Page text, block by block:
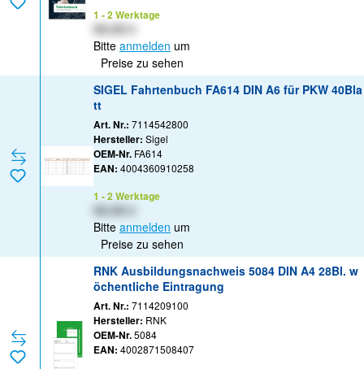
1 - 2 Werktage
Bitte anmelden um
Preise zu sehen
SIGEL Fahrtenbuch FA614 DIN A6 für PKW 40Bla
tt
Art. Nr.: 7114542800
Hersteller: Sigel
OEM-Nr. FA614
EAN: 4004360910258
1 - 2 Werktage
Bitte anmelden um
Preise zu sehen
RNK Ausbildungsnachweis 5084 DIN A4 28Bl. w
öchentliche Eintragung
Art. Nr.: 7114209100
Hersteller: RNK
OEM-Nr.5084
EAN: 4002871508407